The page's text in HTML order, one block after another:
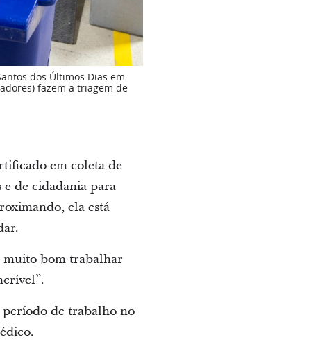
dos Últimos Dias em
fazem a triagem de
em coleta de
de cidadania para
ela está
muito bom trabalhar
de trabalho no